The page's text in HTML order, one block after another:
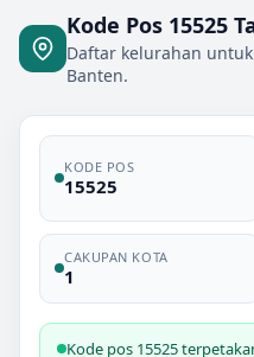
Kode Pos 15525
Daftar kelurahan
Banten.
KODE POS
15525
CAKUPAN KOTA
1
Kode pos 15525